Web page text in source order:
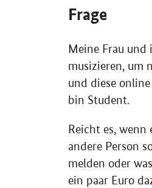
Frage
Meine Frau und
musizieren, um
und diese
bin Student.
Reicht es,
andere Person
melden oder
ein paar Euro